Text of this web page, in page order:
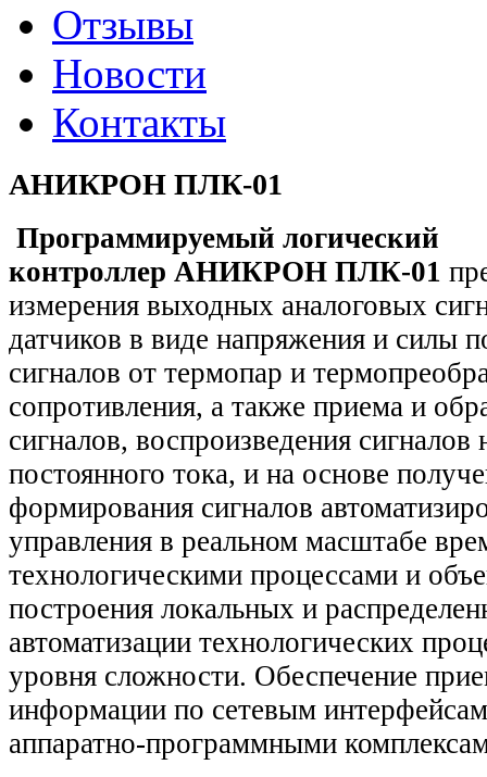
Отзывы
Новости
Контакты
АНИКРОН ПЛК-01
Программируемый логический
контроллер АНИКРОН ПЛК-01
измерения выходных аналоговых
датчиков в виде напряжения и силы
сигналов от термопар и
сопротивления, а также приема и
сигналов, воспроизведения
постоянного тока, и на основе
формирования сигналов
управления в реальном масштабе
технологическими процессами и
построения локальных и
автоматизации технологических
уровня сложности. Обеспечение
информации по сетевым
аппаратно-программными